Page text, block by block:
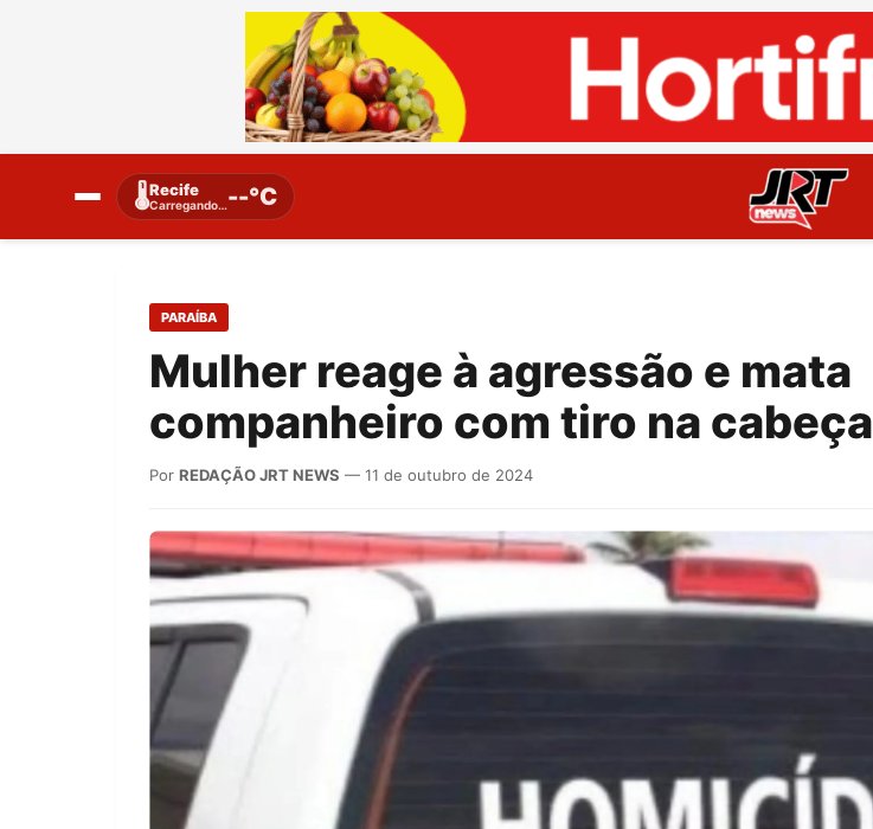
🌡️Recife
Carregando…--°C
PARAÍBA
Mulher reage à agressão e mata
companheiro com tiro na cabeça
Por REDAÇÃO JRT NEWS — 11 de outubro de 2024